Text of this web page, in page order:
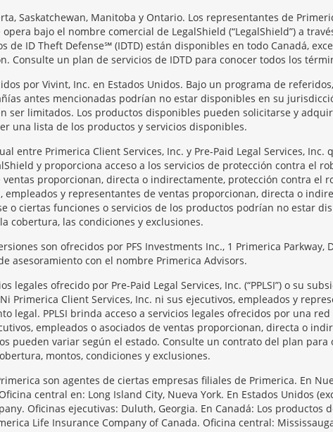
Saskatchewan, Manitoba y Ontario. Los representantes de
bajo el nombre comercial de LegalShield (“LegalShield”) a
de ID Theft Defense℠ (IDTD) están disponibles en todo Canadá,
un plan de servicios de IDTD para conocer todos los
por Vivint, Inc. en Estados Unidos. Bajo un programa de
antes mencionadas podrían no estar disponibles en su
limitados. Los productos disponibles pueden solicitarse y
una lista de los productos y servicios disponibles.
entre Primerica Client Services, Inc. y Pre-Paid Legal Services,
y proporciona acceso a los servicios de protección contra el
ventas proporcionan, directa o indirectamente, protección contra el
empleados y representantes de ventas proporcionan, directa o
o ciertas funciones o servicios de los productos podrían no estar
cobertura, las condiciones y exclusiones.
son ofrecidos por PFS Investments Inc., 1 Primerica Parkway,
asesoramiento con el nombre Primerica Advisors.
legales ofrecido por Pre-Paid Legal Services, Inc. (“PPLSI”) o su
Primerica Client Services, Inc. ni sus ejecutivos, empleados y
legal. PPLSI brinda acceso a servicios legales ofrecidos por una
empleados o asociados de ventas proporcionan, directa o
pueden variar según el estado. Consulte un contrato del plan
montos, condiciones y exclusiones.
son agentes de ciertas empresas filiales de Primerica. En
central en: Long Island City, Nueva York. En Estados Unidos
Oficinas ejecutivas: Duluth, Georgia. En Canadá: Los
Life Insurance Company of Canada. Oficina central: